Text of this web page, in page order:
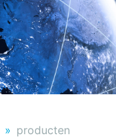
producten